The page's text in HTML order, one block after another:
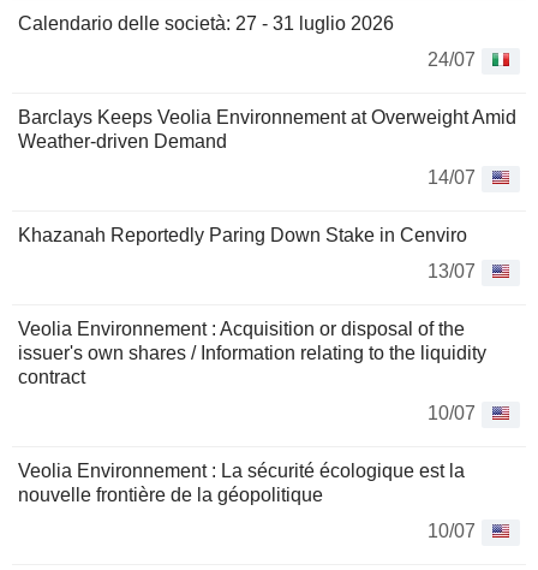
Calendario delle società: 27 - 31 luglio 2026
24/07
Barclays Keeps Veolia Environnement at Overweight Amid
Weather-driven Demand
14/07
Khazanah Reportedly Paring Down Stake in Cenviro
13/07
Veolia Environnement : Acquisition or disposal of the
issuer's own shares / Information relating to the liquidity
contract
10/07
Veolia Environnement : La sécurité écologique est la
nouvelle frontière de la géopolitique
10/07